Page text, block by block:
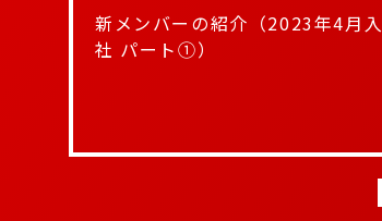
新メンバーの紹介（2023年4月入
社 パート①）